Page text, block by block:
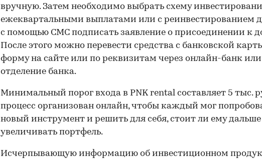
вручную. Затем необходимо выбрать схему
ежеквартальными выплатами или с реинвестированием
с помощью СМС подписать заявление о присоединении к
После этого можно перевести средства с банковской
форму на сайте или по реквизитам через онлайн-банк или
отделение банка.
Минимальный порог входа в PNK rental составляет 5 тыс.
процесс организован онлайн, чтобы каждый мог
новый инструмент и решить для себя, стоит ли ему дальше
увеличивать портфель.
Исчерпывающую информацию об инвестиционном